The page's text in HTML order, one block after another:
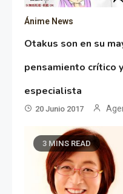
Ánime News
Otakus son en su
pensamiento crítico
especialista
20 Junio 2017
3 MINS READ